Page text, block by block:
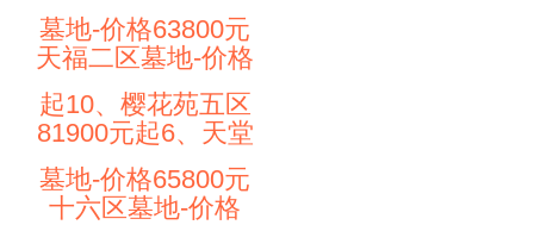
墓地-价格63800元
起10、樱花苑五区
墓地-价格65800元
天福二区墓地-价格
81900元起6、天堂
十六区墓地-价格